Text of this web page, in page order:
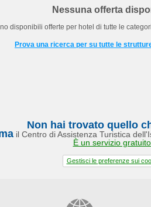
Nessuna offerta
disponibili offerte per hotel di tutte le
Prova una ricerca per su tutte le
Non hai trovato quello
il Centro di Assistenza Turistica
È un servizio
Gestisci le preferenze sui